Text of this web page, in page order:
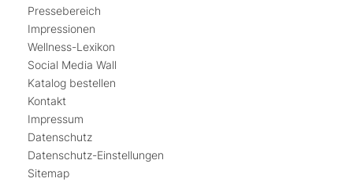
Pressebereich
Impressionen
Wellness-Lexikon
Social Media Wall
Katalog bestellen
Kontakt
Impressum
Datenschutz
Datenschutz-Einstellungen
Sitemap